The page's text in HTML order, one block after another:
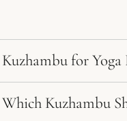
Kuzhambu for Yoga
Which Kuzhambu